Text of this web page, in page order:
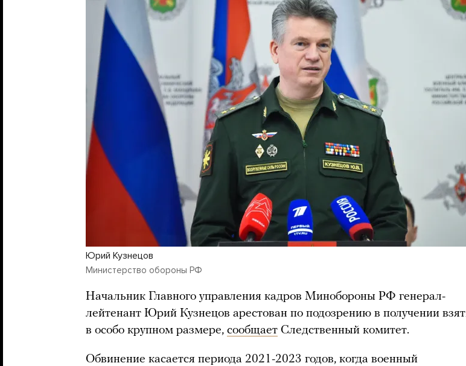
Юрий Кузнецов
Министерство обороны РФ
Начальник Главного управления кадров Минобороны РФ генерал-
лейтенант Юрий Кузнецов арестован по подозрению в получении
в особо крупном размере, сообщает Следственный комитет.
Обвинение касается периода 2021-2023 годов, когда военный